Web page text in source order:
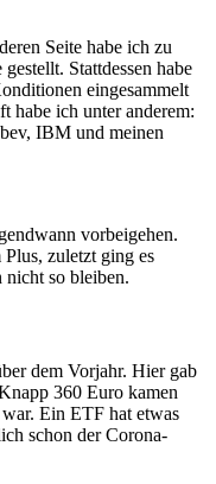
Seite habe ich zu
Stattdessen habe
eingesammelt
habe ich unter anderem:
IBM und meinen
vorbeigehen.
zuletzt ging es
nicht so bleiben.
dem Vorjahr. Hier gab
360 Euro kamen
Ein ETF hat etwas
schon der Corona-